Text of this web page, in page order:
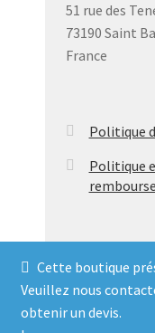
Cette boutique
Veuillez nous
obtenir un devis.
51 rue des
73190 Saint
France
Politique
Politique
© Balances
Politique de